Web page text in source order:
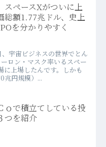
スペースXがついに上
総額1.77兆ドル、史上
を分かりやすく
宇宙ビジネスの世界でとん
ロン・マスク率いるスペー
上場したんです。しかも
兆円規模）...
ｏで積立てしている投
つを紹介